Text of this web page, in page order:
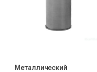
Металлический